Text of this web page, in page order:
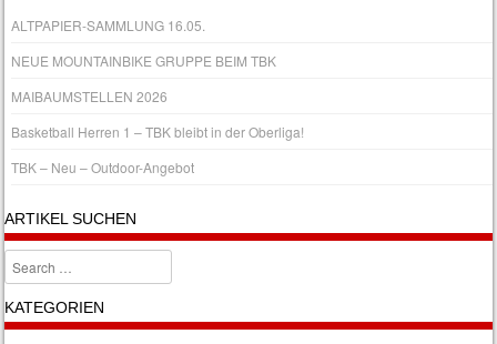
ALTPAPIER-SAMMLUNG 16.05.
NEUE MOUNTAINBIKE GRUPPE BEIM TBK
MAIBAUMSTELLEN 2026
Basketball Herren 1 – TBK bleibt in der Oberliga!
TBK – Neu – Outdoor-Angebot
ARTIKEL SUCHEN
Search
KATEGORIEN